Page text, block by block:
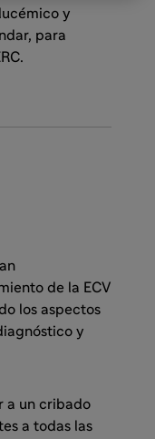
y
para
de la ECV
los aspectos
y
a un cribado
a todas las